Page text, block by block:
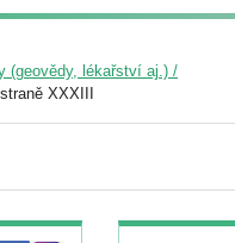
(geovědy, lékařství aj.) /
XXXIII